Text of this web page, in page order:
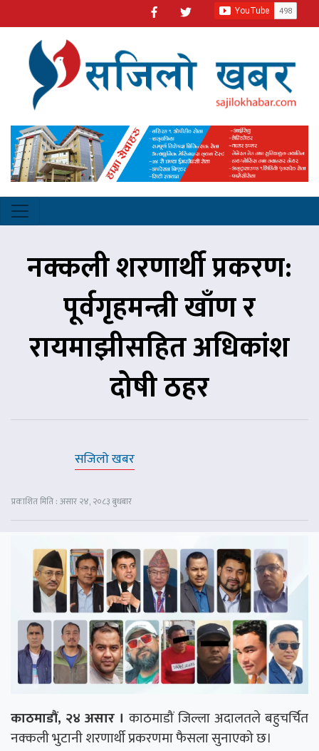
नक्कली शरणार्थी प्रकरण:
पूर्वगृहमन्त्री खाँण र
रायमाझीसहित अधिकांश
दोषी ठहर
सजिलो खबर
प्रकाशित मिति : असार २४, २०८३ बुधबार
काठमाडौं, २४ असार । काठमाडौं जिल्ला अदालतले बहुचर्चित
नक्कली भुटानी शरणार्थी प्रकरणमा फैसला सुनाएको छ।